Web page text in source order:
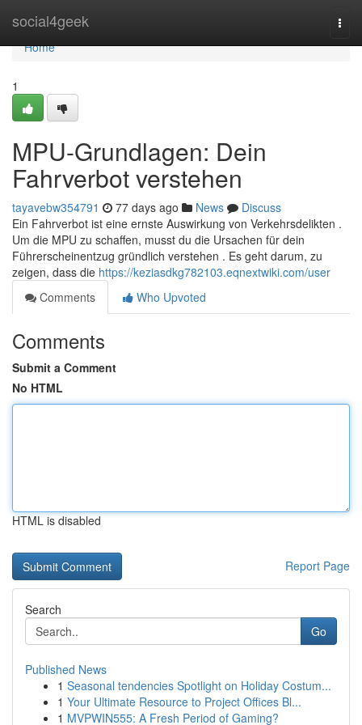
social4geek
Home
Home
1
MPU-Grundlagen: Dein
Fahrverbot verstehen
tayavebw354791 77 days ago News
Discuss
Ein Fahrverbot ist eine ernste Auswirkung von Verkehrsdelikten .
Um die MPU zu schaffen, musst du die Ursachen für dein
Führerscheinentzug gründlich verstehen . Es geht darum, zu
zeigen, dass die https://keziasdkg782103.eqnextwiki.com/user
Comments
Who Upvoted
Comments
Submit a Comment
No HTML
HTML is disabled
Report Page
Search
Go
Published News
1 Seasonal tendencies Spotlight on Holiday Costum...
1 Your Ultimate Resource to Project Offices Bl...
1 MVPWIN555: A Fresh Period of Gaming?